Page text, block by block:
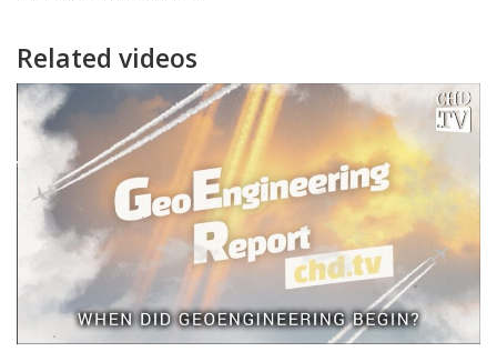
Related videos